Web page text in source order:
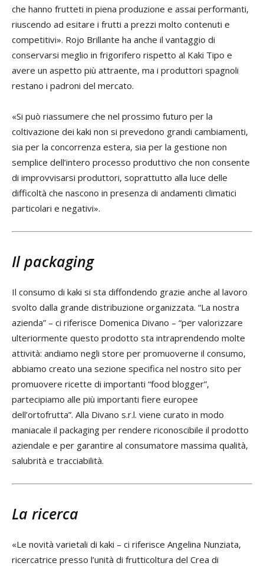
che hanno frutteti in piena produzione e assai performanti,
riuscendo ad esitare i frutti a prezzi molto contenuti e
competitivi». Rojo Brillante ha anche il vantaggio di
conservarsi meglio in frigorifero rispetto al Kaki Tipo e
avere un aspetto più attraente, ma i produttori spagnoli
restano i padroni del mercato.
«Si può riassumere che nel prossimo futuro per la
coltivazione dei kaki non si prevedono grandi cambiamenti,
sia per la concorrenza estera, sia per la gestione non
semplice dell’intero processo produttivo che non consente
di improvvisarsi produttori, soprattutto alla luce delle
difficoltà che nascono in presenza di andamenti climatici
particolari e negativi».
Il packaging
Il consumo di kaki si sta diffondendo grazie anche al lavoro
svolto dalla grande distribuzione organizzata. “La nostra
azienda” – ci riferisce Domenica Divano – “per valorizzare
ulteriormente questo prodotto sta intraprendendo molte
attività: andiamo negli store per promuoverne il consumo,
abbiamo creato una sezione specifica nel nostro sito per
promuovere ricette di importanti “food blogger”,
partecipiamo alle più importanti fiere europee
dell’ortofrutta”. Alla Divano s.r.l. viene curato in modo
maniacale il packaging per rendere riconoscibile il prodotto
aziendale e per garantire al consumatore massima qualità,
salubrità e tracciabilità.
La ricerca
«Le novità varietali di kaki – ci riferisce Angelina Nunziata,
ricercatrice presso l’unità di frutticoltura del Crea di